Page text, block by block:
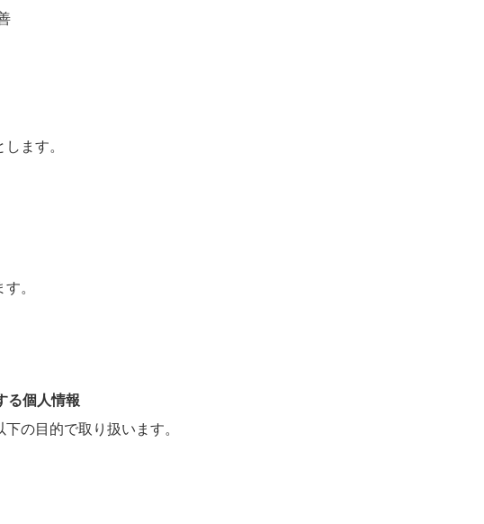
ます。
。
る個人情報
の目的で取り扱います。